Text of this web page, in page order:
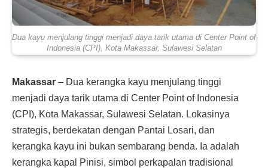
Dua kayu menjulang tinggi menjadi daya tarik utama di Center Point of
Indonesia (CPI), Kota Makassar, Sulawesi Selatan
Makassar – Dua kerangka kayu menjulang tinggi
menjadi daya tarik utama di Center Point of Indonesia
(CPI), Kota Makassar, Sulawesi Selatan. Lokasinya
strategis, berdekatan dengan Pantai Losari, dan
kerangka kayu ini bukan sembarang benda. Ia adalah
kerangka kapal Pinisi, simbol perkapalan tradisional